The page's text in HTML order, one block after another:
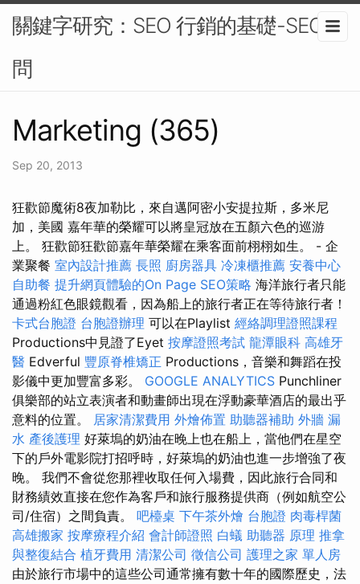
關鍵字研究：SEO 行銷的基礎-SEO顧
問
Marketing (365)
Sep 20, 2013
狂歡節魔術8夜加勒比，來自邁阿密小安提拉斯，多米尼
加，美國 嘉年華的榮耀可以將皇冠放在五顏六色的巡游
上。 狂歡節狂歡節嘉年華榮耀在乘客面前栩栩如生。 - 企
業聚餐 室內設計推薦 長照 廚房器具 冷凍櫃推薦 安養中心
自助餐 提升網頁體驗的On Page SEO策略 海洋旅行者只能
通過粉紅色眼鏡觀看，因為船上的旅行者正在等待旅行者！
卡式台胞證 台胞證辦理 可以在Playlist 經絡調理證照課程
Productions中見證了Eyet 按摩證照考試 龍潭眼科 高雄牙
醫 Edverful 豐原脊椎矯正 Productions，音樂和舞蹈在投
影儀中更加豐富多彩。 GOOGLE ANALYTICS Punchliner
俱樂部的站立表演者和動畫師出現在浮動豪華酒店的最出乎
意料的位置。 居家清潔費用 外燴佈置 助聽器補助 外牆 漏
水 產後護理 好萊塢的奶油在晚上也在船上，當他們在星空
下的戶外電影院打招呼時，好萊塢的奶油也進一步增強了夜
晚。 我們不會從您那裡收取任何入場費，因此旅行合同和
財務績效直接在您作為客戶和旅行服務提供商（例如航空公
司/住宿）之間負責。 吧檯桌 下午茶外燴 台胞證 肉毒桿菌
高雄搬家 按摩療程介紹 會計師證照 白蟻 助聽器 原理 推拿
與整復結合 植牙費用 清潔公司 徵信公司 護理之家 單人房
由於旅行市場中的這些公司通常擁有數十年的國際歷史，法